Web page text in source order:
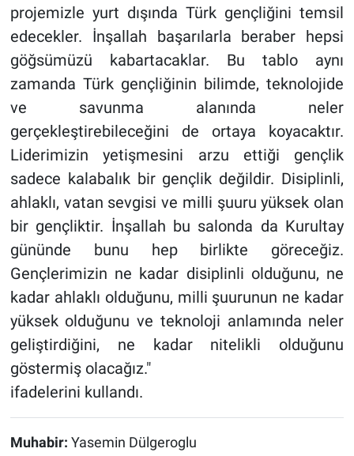
projemizle yurt dışında Türk gençliğini temsil
edecekler. İnşallah başarılarla beraber hepsi
göğsümüzü kabartacaklar. Bu tablo aynı
zamanda Türk gençliğinin bilimde, teknolojide
ve savunma alanında neler
gerçekleştirebileceğini de ortaya koyacaktır.
Liderimizin yetişmesini arzu ettiği gençlik
sadece kalabalık bir gençlik değildir. Disiplinli,
ahlaklı, vatan sevgisi ve milli şuuru yüksek olan
bir gençliktir. İnşallah bu salonda da Kurultay
gününde bunu hep birlikte göreceğiz.
Gençlerimizin ne kadar disiplinli olduğunu, ne
kadar ahlaklı olduğunu, milli şuurunun ne kadar
yüksek olduğunu ve teknoloji anlamında neler
geliştirdiğini, ne kadar nitelikli olduğunu
göstermiş olacağız."
ifadelerini kullandı.
Muhabir: Yasemin Dülgeroglu